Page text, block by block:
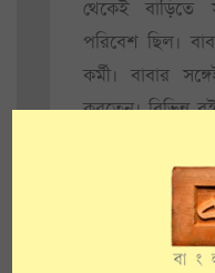
থেকেই বাড়িতে
পরিবেশ ছিল।
কর্মী। বাবার
করতেন। বিভিন্ন
নাটক বলতে